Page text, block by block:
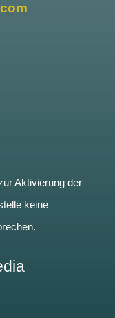
Aktivierung der
keine